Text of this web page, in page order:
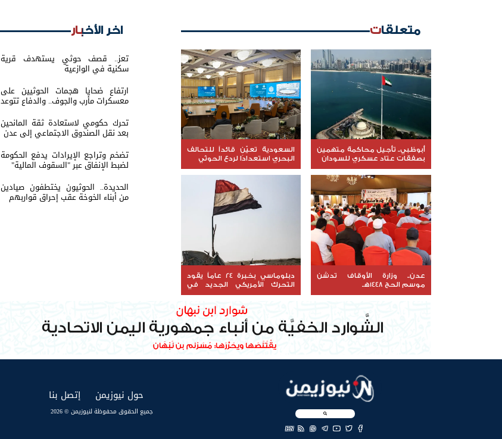
متعلقات
أبوظبي.. تأجيل محاكمة متهمين
بصفقات عتاد عسكري للسودان
السعودية تعيّن قائداً للتحالف
البحري استعدادًا لردع الحوثي
عدن.. وزارة الأوقاف تدشن
موسم الحج 1448هـ
دبلوماسي بخبرة 24 عاماً يقود
التحرك الأمريكي الجديد في
اخر الأخبار
تعز.. قصف حوثي يستهدف قرية
سكنية في الوازعية
ارتفاع ضحايا هجمات الحوثيين على
معسكرات مأرب والجوف.. والدفاع تتوعد
تحرك حكومي لاستعادة ثقة المانحين
بعد نقل الصندوق الاجتماعي إلى عدن
تضخم وتراجع الإيرادات يدفع الحكومة
لضبط الإنفاق عبر "السقوف المالية"
الحديدة.. الحوثيون يختطفون صيادين
من أبناء الخوخة عقب إحراق قواربهم
EN
حول نيوزيمن إتصل بنا
جميع الحقوق محفوظة لنيوزيمن © 2026